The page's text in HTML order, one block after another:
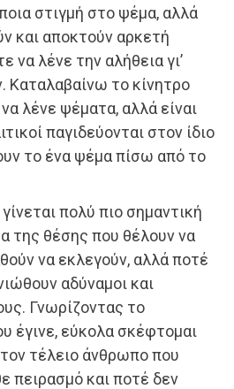
στιγμή στο ψέμα, αλλά
και αποκτούν αρκετή
να λένε την αλήθεια γι’
Καταλαβαίνω το κίνητρο
λένε ψέματα, αλλά είναι
παγιδεύονται στον ίδιο
το ένα ψέμα πίσω από το
πολύ πιο σημαντική
της θέσης που θέλουν να
να εκλεγούν, αλλά ποτέ
αδύναμοι και
Γνωρίζοντας το
έγινε, εύκολα σκέφτομαι
τέλειο άνθρωπο που
πειρασμό και ποτέ δεν